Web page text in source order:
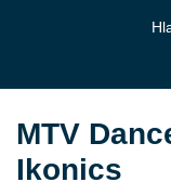
MTV
Ikonics